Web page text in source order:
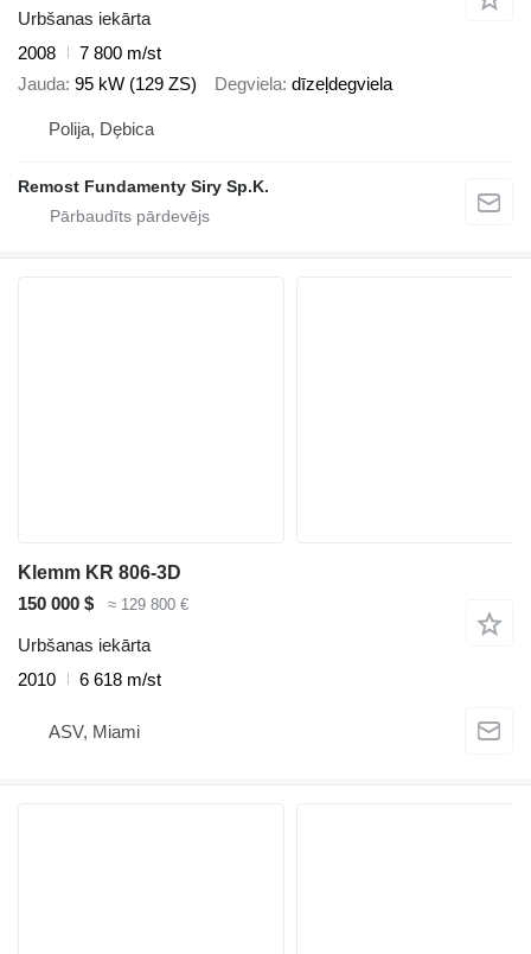
Urbšanas iekārta
2008
7 800 m/st
Jauda 95 kW (129 ZS) Degviela dīzeļdegviela
Polija, Dębica
Remost Fundamenty Siry Sp.K.
Klemm KR 806-3D
150 000 $
≈ 129 800 €
Urbšanas iekārta
2010
6 618 m/st
ASV, Miami